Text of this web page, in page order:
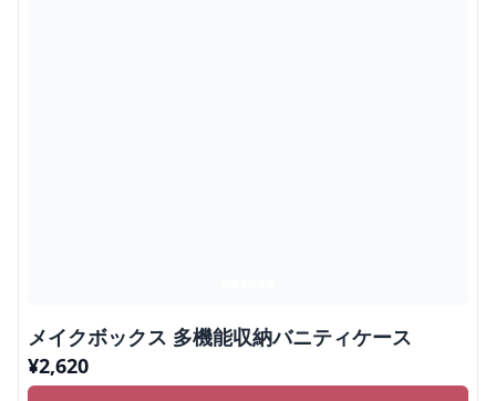
メイクボックス 多機能収納バニティケース
¥2,620